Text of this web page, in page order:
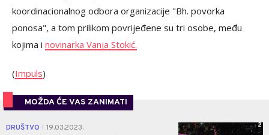
koordinacionalnog odbora organizacije "Bh. povorka
ponosa", a tom prilikom povrijeđene su tri osobe, među
kojima i novinarka Vanja Stokić.
(Impuls)
MOŽDA ĆE VAS ZANIMATI
DRUŠTVO 19.03.2023. 2